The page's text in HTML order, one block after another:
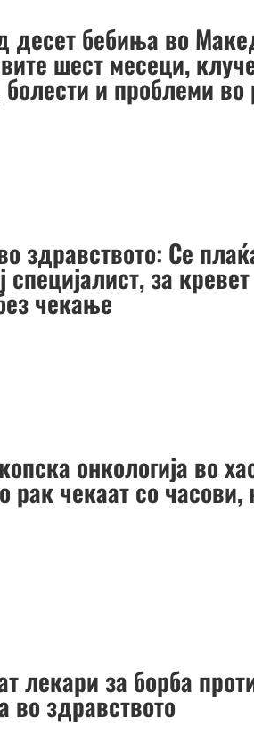
десет бебиња во
шест месеци,
и проблеми во
здравството: Се
специјалист, за
чекање
онкологија во
рак чекаат со часови,
лекари за борба
во здравството